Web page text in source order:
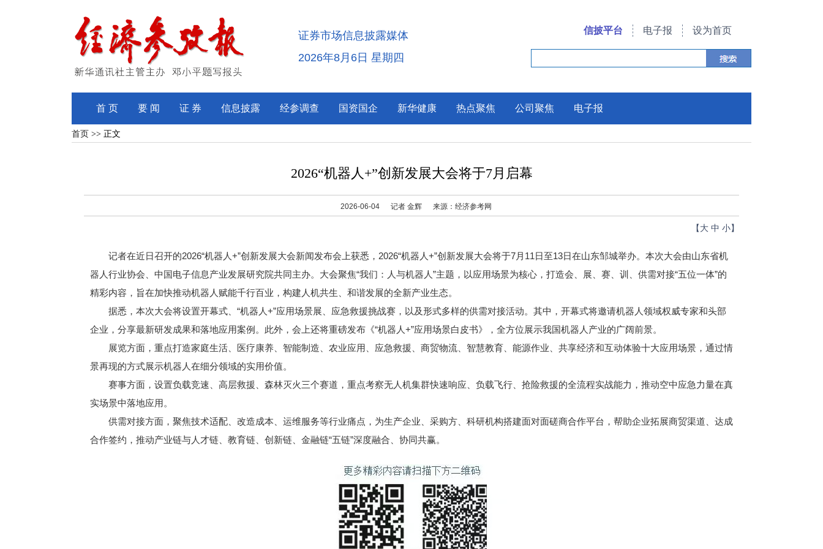
证券市场信息披露媒体
2026年8月6日 星期四
信披平台 电子报 设为首页
首 页 要 闻 证 券 信息披露 经参调查 国资国企 新华健康 热点聚焦 公司聚焦 电子报
首页 >> 正文
2026“机器人+”创新发展大会将于7月启幕
2026-06-04 记者 金辉 来源：经济参考网
【 大 中 小】
记者在近日召开的2026“机器人+”创新发展大会新闻发布会上获悉，2026“机器人+”创新发展大会将于7月11日至13日在山东邹城举办。本次大会由山东省机
器人行业协会、中国电子信息产业发展研究院共同主办。大会聚焦“我们：人与机器人”主题，以应用场景为核心，打造会、展、赛、训、供需对接“五位一体”的
精彩内容，旨在加快推动机器人赋能千行百业，构建人机共生、和谐发展的全新产业生态。
据悉，本次大会将设置开幕式、“机器人+”应用场景展、应急救援挑战赛，以及形式多样的供需对接活动。其中，开幕式将邀请机器人领域权威专家和头部
企业，分享最新研发成果和落地应用案例。此外，会上还将重磅发布《“机器人+”应用场景白皮书》，全方位展示我国机器人产业的广阔前景。
展览方面，重点打造家庭生活、医疗康养、智能制造、农业应用、应急救援、商贸物流、智慧教育、能源作业、共享经济和互动体验十大应用场景，通过情
景再现的方式展示机器人在细分领域的实用价值。
赛事方面，设置负载竞速、高层救援、森林灭火三个赛道，重点考察无人机集群快速响应、负载飞行、抢险救援的全流程实战能力，推动空中应急力量在真
实场景中落地应用。
供需对接方面，聚焦技术适配、改造成本、运维服务等行业痛点，为生产企业、采购方、科研机构搭建面对面磋商合作平台，帮助企业拓展商贸渠道、达成
合作签约，推动产业链与人才链、教育链、创新链、金融链“五链”深度融合、协同共赢。